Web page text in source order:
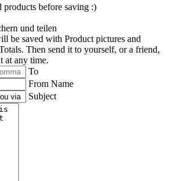
products before saving :)
und teilen
be saved with Product pictures and
Then send it to yourself, or a friend,
at any time.
To
From Name
Subject